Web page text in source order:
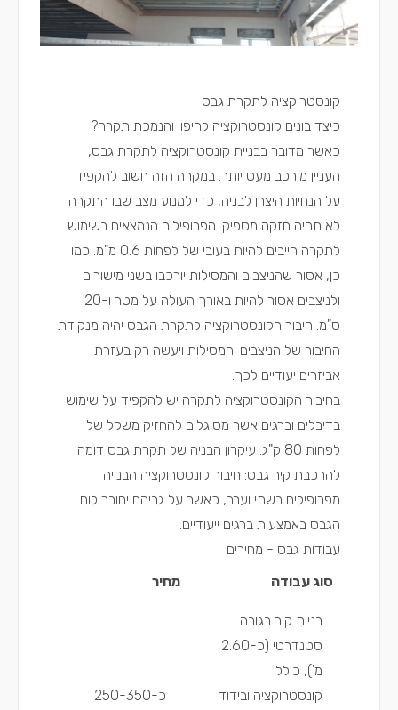
קונסטרוקציה לתקרת גבס
כיצד בונים קונסטרוקציה לחיפוי והנמכת תקרה?
כאשר מדובר בבניית קונסטרוקציה לתקרת גבס,
העניין מורכב מעט יותר. במקרה הזה חשוב להקפיד
על הנחיות היצרן לבניה, כדי למנוע מצב שבו התקרה
לא תהיה חזקה מספיק. הפרופילים הנמצאים בשימוש
לתקרה חייבים להיות בעובי של לפחות 0.6 מ"מ. כמו
כן, אסור שהניצבים והמסילות יורכבו בשני מישורים
ולניצבים אסור להיות באורך העולה על מטר ו-20
ס"מ. חיבור הקונסטרוקציה לתקרת הגבס יהיה מנקודת
החיבור של הניצבים והמסילות ויעשה רק בעזרת
אביזרים יעודיים לכך.
בחיבור הקונסטרוקציה לתקרה יש להקפיד על שימוש
בדיבלים וברגים אשר מסוגלים להחזיק משקל של
לפחות 80 ק"ג. עיקרון הבניה של תקרת גבס דומה
להרכבת קיר גבס: חיבור קונסטרוקציה הבנויה
מפרופילים בשתי וערב, כאשר על גביהם יחובר לוח
הגבס באמצעות ברגים ייעודיים.
עבודות גבס - מחירים
סוג עבודה
מחיר
בניית קיר בגובה
סטנדרטי (כ-2.60
מ'), כולל
קונסטרוקציה ובידוד
כ-250-350